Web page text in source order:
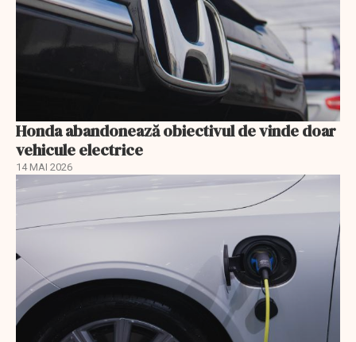
Honda abandonează obiectivul de vinde doar
vehicule electrice
14 MAI 2026